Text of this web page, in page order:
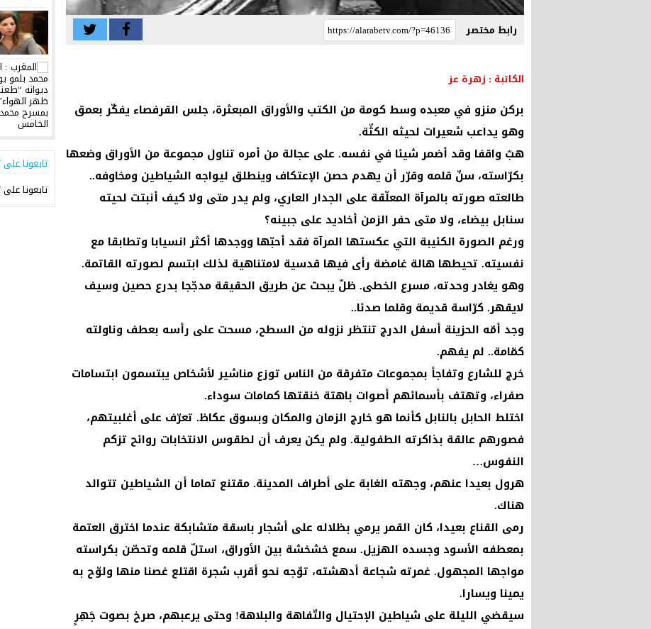
رابط مختصر
الكاتبة : زهرة عز
بركن منزو في معبده وسط كومة من الكتب والأوراق المبعثرة، جلس القرفصاء يفكّر بعمق
وهو يداعب شعيرات لحيثه الكثّة.
هبّ واقفا وقد أضمر شيئا في نفسه. على عجالة من أمره تناول مجموعة من الأوراق وضعها
بكرّاسته، سنّ قلمه وقرّر أن يهدم حصن الإعتكاف وينطلق ليواجه الشياطين ومخاوفه..
طالعته صورته بالمرآة المعلّقة على الجدار العاري، ولم يدر متى ولا كيف أنبتت لحيته
سنابل بيضاء، ولا متى حفر الزمن أخاديد على جبينه؟
ورغم الصورة الكئيبة التي عكستها المرآة فقد أحبّها ووجدها أكثر انسيابا وتطابقا مع
نفسيته. تحيطها هالة غامضة رأى فيها قدسية لامتناهية لذلك ابتسم لصورته القاتمة.
وهو يغادر وحدته، مسرع الخطى. ظلّ يبحث عن طريق الحقيقة مدجّجا بدرع حصين وسيف
لايقهر. كرّاسة قديمة وقلما صدئا..
وجد أمّه الحزينة أسفل الدرج تنتظر نزوله من السطح، مسحت على رأسه بعطف وناولته
كمّامة.. لم يفهم.
خرج للشارع وتفاجأ بمجموعات متفرقة من الناس توزع مناشير لأشخاص يبتسمون ابتسامات
صفراء، وتهتف بأسمائهم أصوات باهتة خنقتها كمامات سوداء.
اختلط الحابل بالنابل كأنما هو خارج الزمان والمكان وبسوق عكاظ. تعرّف على أغلبيتهم،
فصورهم عالقة بذاكرته الطفولية. ولم يكن يعرف أن لطقوس الانتخابات روائح تزكم
النفوس…
هرول بعيدا عنهم، وجهته الغابة على أطراف المدينة. مقتنع تماما أن الشياطين تتوالد
هناك.
رمى القناع بعيدا، كان القمر يرمي بظلاله على أشجار باسقة متشابكة عندما اخترق العتمة
بمعطفه الأسود وجسده الهزيل. سمع خشخشة بين الأوراق، استلّ قلمه وتحصّن بكراسته
مواجها المجهول. غمرته شجاعة أدهشته، توّجه نحو أقرب شجرة اقتلع غصنا منها ولوّح به
يمينا ويسارا.
سيقضي الليلة على شياطين الإحتيال والتّفاهة والبلاهة! وحتى يرعبهم، صرخ بصوت جَهِرٍ
تابعونا على
تابعونا على